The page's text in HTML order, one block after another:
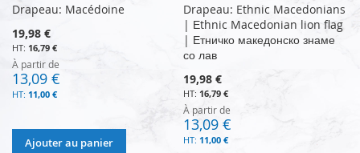
Drapeau: Macédoine
19,98 €
16,79 €
À partir de
13,09 €
11,00 €
Ajouter au panier
Drapeau: Ethnic Macedonians
| Еthnic Macedonian lion flag
| Етничко македонско знаме
со лав
19,98 €
16,79 €
À partir de
13,09 €
11,00 €